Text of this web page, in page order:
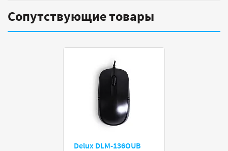
Сопутствующие товары
Delux DLM-136OUB